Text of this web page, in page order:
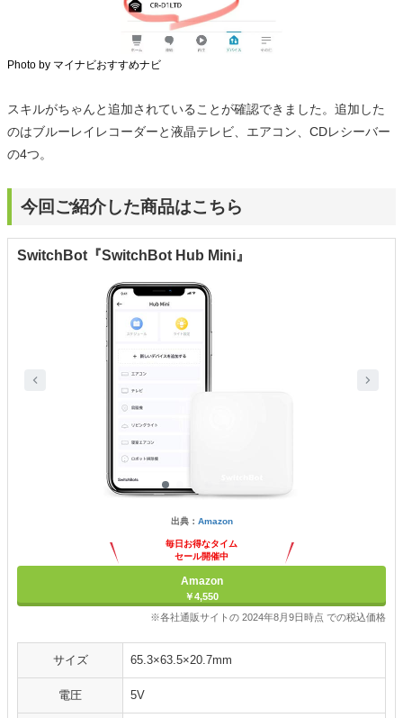
Photo by マイナビおすすめナビ
スキルがちゃんと追加されていることが確認できました。追加した
のはブルーレイレコーダーと液晶テレビ、エアコン、CDレシーバー
の4つ。
今回ご紹介した商品はこちら
SwitchBot『SwitchBot Hub Mini』
出典： Amazon
毎日お得なタイム
セール開催中
Amazon
￥4,550
※各社通販サイトの 2024年8月9日時点 での税込価格
サイズ 65.3×63.5×20.7mm
電圧 5V